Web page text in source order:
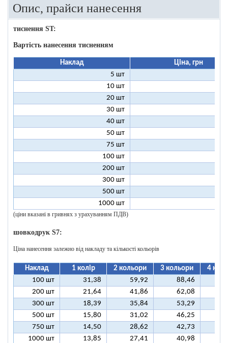
Опис, прайси нанесення
тиснення ST:
Вартість нанесення тисненням
Наклад
Ціна, грн
5 шт
10 шт
20 шт
30 шт
40 шт
50 шт
75 шт
100 шт
200 шт
300 шт
500 шт
1000 шт
(ціни вказані в гривнях з урахуванням ПДВ)
шовкодрук S7:
Ціна нанесення залежно від накладу та кількості кольорів
Наклад 1 колір 2 кольори 3 кольори
4
100 шт
31,38 59,92 88,46
200 шт
21,64 41,86 62,08
300 шт
18,39 35,84 53,29
500 шт
15,80 31,02 46,25
750 шт
14,50 28,62 42,73
1000 шт
13,85 27,41 40,98